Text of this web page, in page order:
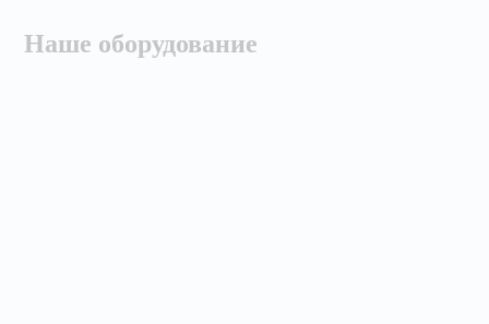
Наше оборудование